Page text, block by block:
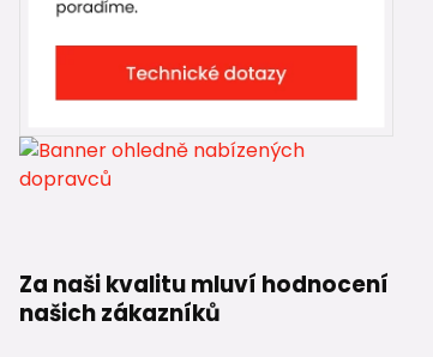
Za naši kvalitu mluví hodnocení
našich zákazníků